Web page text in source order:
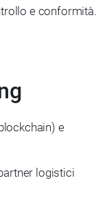
e conformità.
e
logistici